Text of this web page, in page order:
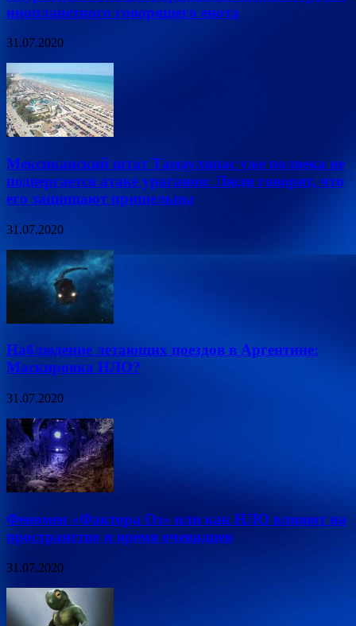
инопланетного говорящего енота
31.07.2020
Мексиканский штат Тамаулипас уже полвека не
подвергается атаке ураганов: Люди говорят, что
его защищают пришельцы
31.07.2020
Наблюдение летающих поездов в Аргентине:
Маскировка НЛО?
31.07.2020
Феномен «Фактора Оз» или как НЛО влияют на
пространство и время очевидцев
31.07.2020